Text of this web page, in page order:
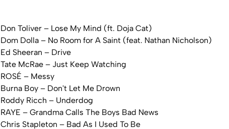
Don Toliver – Lose My Mind (ft. Doja Cat)
Dom Dolla – No Room for A Saint (feat. Nathan Nicholson)
Ed Sheeran – Drive
Tate McRae – Just Keep Watching
ROSÉ – Messy
Burna Boy – Don't Let Me Drown
Roddy Ricch – Underdog
RAYE – Grandma Calls The Boys Bad News
Chris Stapleton – Bad As I Used To Be